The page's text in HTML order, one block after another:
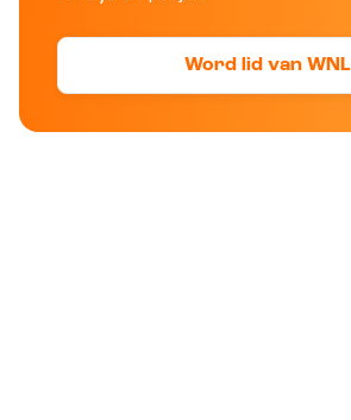
Word lid van WNL